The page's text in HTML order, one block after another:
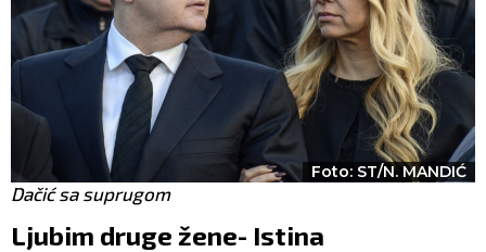
Foto: ST/N. MANDIĆ
Dačić sa suprugom
Ljubim druge žene- Istina